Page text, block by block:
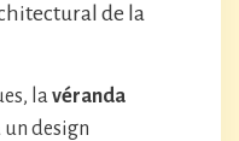
de la
lavéranda
un design